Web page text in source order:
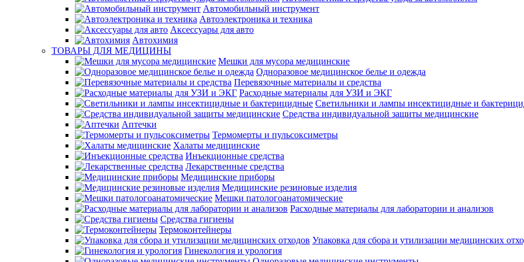
Автомобильный инструмент
Автоэлектроника и техника
Аксессуары для авто
Автохимия
ТОВАРЫ ДЛЯ МЕДИЦИНЫ
Мешки для мусора медицинские
Одноразовое медицинское белье и одежда
Перевязочные материалы и средства
Расходные материалы для УЗИ и ЭКГ
Светильники и лампы инсектицидные и
Средства индивидуальной защиты медицинские
Аптечки
Термомерты и пульсоксиметры
Халаты медицинские
Инъекционные средства
Лекарственные средства
Медицинские приборы
Медицинские резиновые изделия
Мешки патологоанатомические
Расходные материалы для лаборатории и анализов
Средства гигиены
Термоконтейнеры
Упаковка для сбора и утилизации медицинских
Гинекология и урология